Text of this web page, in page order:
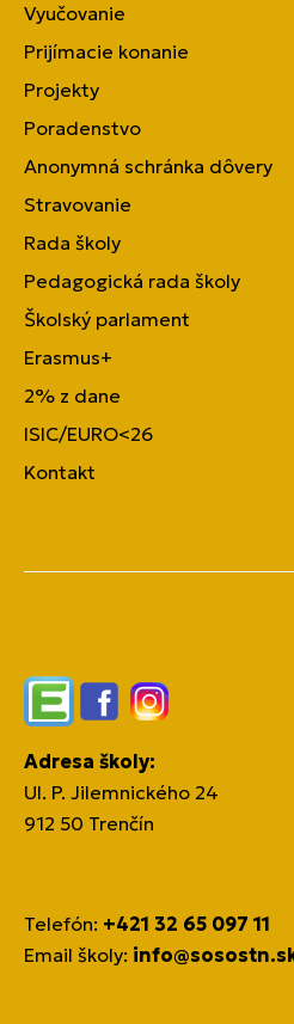
Vyučovanie
Prijímacie konanie
Projekty
Poradenstvo
Anonymná schránka dôvery
Stravovanie
Rada školy
Pedagogická rada školy
Školský parlament
Erasmus+
2% z dane
ISIC/EURO<26
Kontakt
EdupageFacebookInstagram
Adresa školy:
Ul. P. Jilemnického 24
912 50 Trenčín
Telefón: +421 32 65 097 11
Email školy: